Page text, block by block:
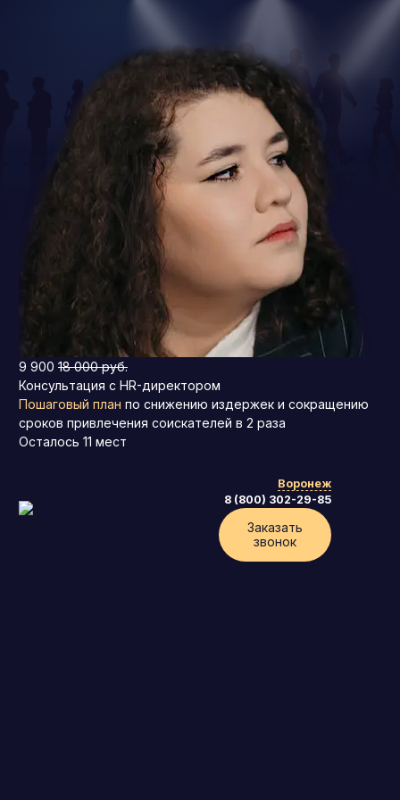
9 900 18 000 руб.
Консультация с HR-директором
Пошаговый план по снижению издержек и сокращению
сроков привлечения соискателей в 2 раза
Осталось 11 мест
Воронеж
8 (800) 302-29-85
Заказать
звонок